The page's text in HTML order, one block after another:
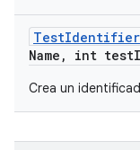
TestIdentifier
Name , int test
Crea un